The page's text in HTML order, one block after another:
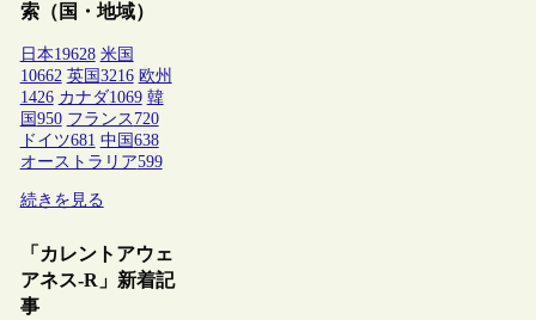
索（国・地域）
日本19628 米国
10662 英国 3216 欧州
1426 カナダ1069 韓
国 950 フランス 720
ドイツ681 中国 638
オーストラリア599
続きを見る
「カレントアウェ
アネス-R」新着記
事